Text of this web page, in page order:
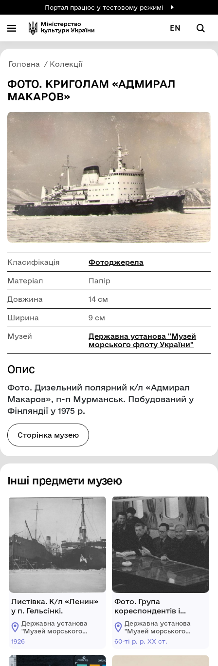
Портал працює у тестовому режимі
EN
Головна Колекції
ФОТО. КРИГОЛАМ «АДМИРАЛ
МАКАРОВ»
Класифікація Фотоджерела
Матеріал Папір
Довжина 14 см
Ширина 9 см
Музей
Державна установа "Музей
морського флоту України"
Опис
Фото. Дизельний полярний к/л «Адмирал
Макаров», п-п Мурманськ. Побудований у
Фінляндії у 1975 р.
Сторінка музею
Інші предмети музею
Листівка. К/л «Ленин»
у п. Гельсінкі.
Державна установа
"Музей морського
флоту України"
1926
Фото. Група
кореспондентів і
капітан
П.А.Пономарьов
сидять біля столу у
салоні а/х «Ленин».
Державна установа
"Музей морського
флоту України"
60-ті р. р. ХХ ст.